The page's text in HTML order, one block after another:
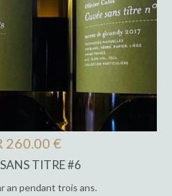
260.00 €
TITRE #6
an pendant trois ans.